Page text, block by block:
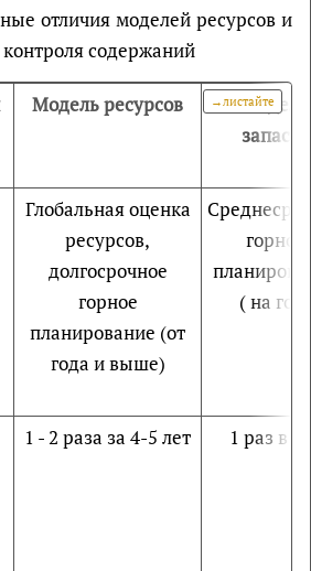
отличия моделей ресурсов и
содержаний
Модель ресурсов
Модель
запасов
Глобальная оценка
ресурсов,
долгосрочное
горное
планирование (от
года и выше)
горное
( на год)
1 - 2 раза за 4-5 лет 1 раз в